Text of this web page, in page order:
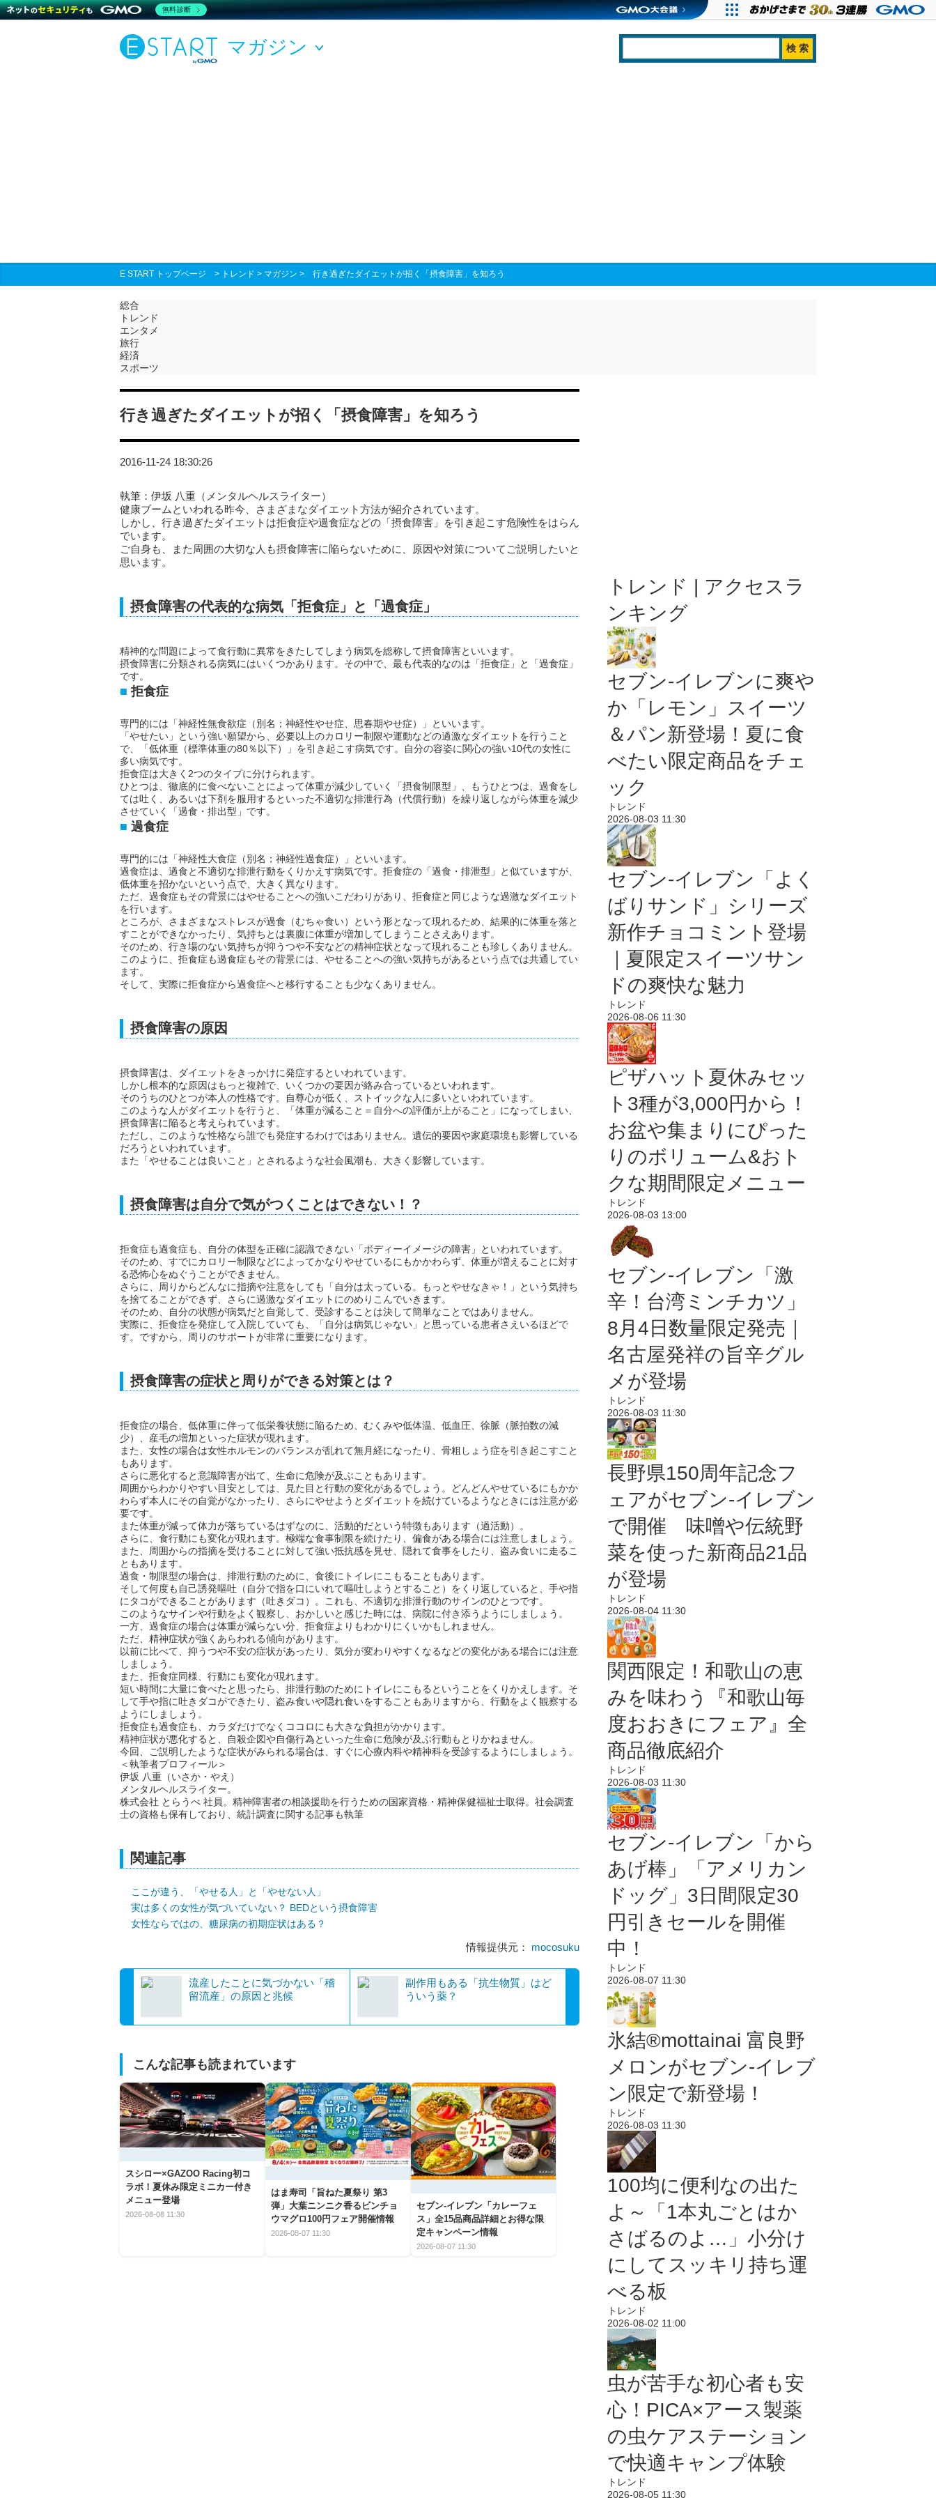
マガジン
E START トップページ > トレンド > マガジン > 行き過ぎたダイエットが招く「摂食障害」を知ろう
総合
トレンド
エンタメ
旅行
経済
スポーツ
行き過ぎたダイエットが招く「摂食障害」を知ろう
2016-11-24 18:30:26
執筆：伊坂 八重（メンタルヘルスライター）
健康ブームといわれる昨今、さまざまなダイエット方法が紹介されています。
しかし、行き過ぎたダイエットは拒食症や過食症などの「摂食障害」を引き起こす危険性をはらん
でいます。
ご自身も、また周囲の大切な人も摂食障害に陥らないために、原因や対策についてご説明したいと
思います。
摂食障害の代表的な病気「拒食症」と「過食症」
精神的な問題によって食行動に異常をきたしてしまう病気を総称して摂食障害といいます。
摂食障害に分類される病気にはいくつかあります。その中で、最も代表的なのは「拒食症」と「過食症」
です。
拒食症
専門的には「神経性無食欲症（別名；神経性やせ症、思春期やせ症）」といいます。
「やせたい」という強い願望から、必要以上のカロリー制限や運動などの過激なダイエットを行うこと
で、「低体重（標準体重の80％以下）」を引き起こす病気です。自分の容姿に関心の強い10代の女性に
多い病気です。
拒食症は大きく2つのタイプに分けられます。
ひとつは、徹底的に食べないことによって体重が減少していく「摂食制限型」、もうひとつは、過食をし
ては吐く、あるいは下剤を服用するといった不適切な排泄行為（代償行動）を繰り返しながら体重を減少
させていく「過食・排出型」です。
過食症
専門的には「神経性大食症（別名；神経性過食症）」といいます。
過食症は、過食と不適切な排泄行動をくりかえす病気です。拒食症の「過食・排泄型」と似ていますが、
低体重を招かないという点で、大きく異なります。
ただ、過食症もその背景にはやせることへの強いこだわりがあり、拒食症と同じような過激なダイエット
を行います。
ところが、さまざまなストレスが過食（むちゃ食い）という形となって現れるため、結果的に体重を落と
すことができなかったり、気持ちとは裏腹に体重が増加してしまうことさえあります。
そのため、行き場のない気持ちが抑うつや不安などの精神症状となって現れることも珍しくありません。
このように、拒食症も過食症もその背景には、やせることへの強い気持ちがあるという点では共通してい
ます。
そして、実際に拒食症から過食症へと移行することも少なくありません。
摂食障害の原因
摂食障害は、ダイエットをきっかけに発症するといわれています。
しかし根本的な原因はもっと複雑で、いくつかの要因が絡み合っているといわれます。
そのうちのひとつが本人の性格です。自尊心が低く、ストイックな人に多いといわれています。
このような人がダイエットを行うと、「体重が減ること＝自分への評価が上がること」になってしまい、
摂食障害に陥ると考えられています。
ただし、このような性格なら誰でも発症するわけではありません。遺伝的要因や家庭環境も影響している
だろうといわれています。
また「やせることは良いこと」とされるような社会風潮も、大きく影響しています。
摂食障害は自分で気がつくことはできない！？
拒食症も過食症も、自分の体型を正確に認識できない「ボディーイメージの障害」といわれています。
そのため、すでにカロリー制限などによってかなりやせているにもかかわらず、体重が増えることに対す
る恐怖心をぬぐうことができません。
さらに、周りからどんなに指摘や注意をしても「自分は太っている。もっとやせなきゃ！」という気持ち
を捨てることができず、さらに過激なダイエットにのめりこんでいきます。
そのため、自分の状態が病気だと自覚して、受診することは決して簡単なことではありません。
実際に、拒食症を発症して入院していても、「自分は病気じゃない」と思っている患者さえいるほどで
す。ですから、周りのサポートが非常に重要になります。
摂食障害の症状と周りができる対策とは？
拒食症の場合、低体重に伴って低栄養状態に陥るため、むくみや低体温、低血圧、徐脈（脈拍数の減
少）、産毛の増加といった症状が現れます。
また、女性の場合は女性ホルモンのバランスが乱れて無月経になったり、骨粗しょう症を引き起こすこと
もあります。
さらに悪化すると意識障害が出て、生命に危険が及ぶこともあります。
周囲からわかりやすい目安としては、見た目と行動の変化があるでしょう。どんどんやせているにもかか
わらず本人にその自覚がなかったり、さらにやせようとダイエットを続けているようなときには注意が必
要です。
また体重が減って体力が落ちているはずなのに、活動的だという特徴もあります（過活動）。
さらに、食行動にも変化が現れます。極端な食事制限を続けたり、偏食がある場合には注意しましょう。
また、周囲からの指摘を受けることに対して強い抵抗感を見せ、隠れて食事をしたり、盗み食いに走るこ
ともあります。
過食・制限型の場合は、排泄行動のために、食後にトイレにこもることもあります。
そして何度も自己誘発嘔吐（自分で指を口にいれて嘔吐しようとすること）をくり返していると、手や指
にタコができることがあります（吐きダコ）。これも、不適切な排泄行動のサインのひとつです。
このようなサインや行動をよく観察し、おかしいと感じた時には、病院に付き添うようにしましょう。
一方、過食症の場合は体重が減らない分、拒食症よりもわかりにくいかもしれません。
ただ、精神症状が強くあらわれる傾向があります。
以前に比べて、抑うつや不安の症状があったり、気分が変わりやすくなるなどの変化がある場合には注意
しましょう。
また、拒食症同様、行動にも変化が現れます。
短い時間に大量に食べたと思ったら、排泄行動のためにトイレにこもるということをくりかえします。そ
して手や指に吐きダコができたり、盗み食いや隠れ食いをすることもありますから、行動をよく観察する
ようにしましょう。
拒食症も過食症も、カラダだけでなくココロにも大きな負担がかかります。
精神症状が悪化すると、自殺企図や自傷行為といった生命に危険が及ぶ行動もとりかねません。
今回、ご説明したような症状がみられる場合は、すぐに心療内科や精神科を受診するようにしましょう。
＜執筆者プロフィール＞
伊坂 八重（いさか・やえ）
メンタルヘルスライター。
株式会社 とらうべ 社員。精神障害者の相談援助を行うための国家資格・精神保健福祉士取得。社会調査
士の資格も保有しており、統計調査に関する記事も執筆
関連記事
ここが違う、「やせる人」と「やせない人」
実は多くの女性が気づいていない？ BEDという摂食障害
女性ならではの、糖尿病の初期症状はある？
情報提供元： mocosuku
流産したことに気づかない「稽
留流産」の原因と兆候
副作用もある「抗生物質」はど
ういう薬？
こんな記事も読まれています
スシロー×GAZOO Racing初コ
ラボ！夏休み限定ミニカー付き
メニュー登場
2026-08-08 11:30
はま寿司「旨ねた夏祭り 第3
弾」大葉ニンニク香るビンチョ
ウマグロ100円フェア開催情報
2026-08-07 11:30
セブン‐イレブン「カレーフェ
ス」全15品商品詳細とお得な限
定キャンペーン情報
2026-08-07 11:30
トレンド | アクセスラ
ンキング
セブン‐イレブンに爽や
か「レモン」スイーツ
＆パン新登場！夏に食
べたい限定商品をチェ
ック
トレンド
2026-08-03 11:30
セブン‐イレブン「よく
ばりサンド」シリーズ
新作チョコミント登場
｜夏限定スイーツサン
ドの爽快な魅力
トレンド
2026-08-06 11:30
ピザハット夏休みセッ
ト3種が3,000円から！
お盆や集まりにぴった
りのボリューム&おト
クな期間限定メニュー
トレンド
2026-08-03 13:00
セブン-イレブン「激
辛！台湾ミンチカツ」
8月4日数量限定発売｜
名古屋発祥の旨辛グル
メが登場
トレンド
2026-08-03 11:30
長野県150周年記念フ
ェアがセブン-イレブン
で開催 味噌や伝統野
菜を使った新商品21品
が登場
トレンド
2026-08-04 11:30
関西限定！和歌山の恵
みを味わう『和歌山毎
度おおきにフェア』全
商品徹底紹介
トレンド
2026-08-03 11:30
セブン‐イレブン「から
あげ棒」「アメリカン
ドッグ」3日間限定30
円引きセールを開催
中！
トレンド
2026-08-07 11:30
氷結®mottainai 富良野
メロンがセブン‐イレブ
ン限定で新登場！
トレンド
2026-08-03 11:30
100均に便利なの出た
よ～「1本丸ごとはか
さばるのよ…」小分け
にしてスッキリ持ち運
べる板
トレンド
2026-08-02 11:00
虫が苦手な初心者も安
心！PICA×アース製薬
の虫ケアステーション
で快適キャンプ体験
トレンド
2026-08-05 11:30
無料診断